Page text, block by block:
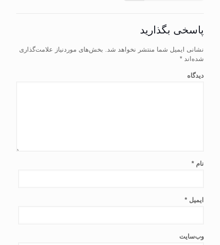
پاسخی بگذارید
نشانی ایمیل شما منتشر نخواهد شد. بخش‌های موردنیاز علامت‌گذاری
شده‌اند *
دیدگاه
نام *
ایمیل *
وب‌سایت